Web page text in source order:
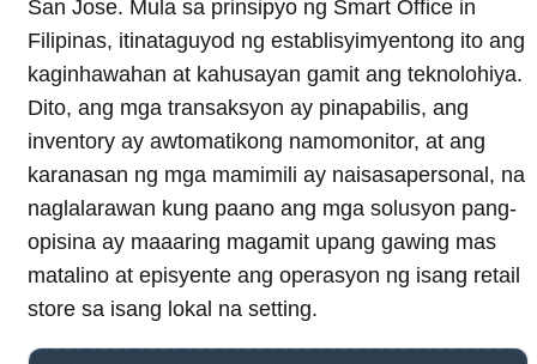
e
)
k
s
n
San Jose. Mula sa prinsipyo ng Smart Office in
Filipinas, itinataguyod ng establisyimyentong ito ang
kaginhawahan at kahusayan gamit ang teknolohiya.
Dito, ang mga transaksyon ay pinapabilis, ang
inventory ay awtomatikong namomonitor, at ang
karanasan ng mga mamimili ay naisasapersonal, na
naglalarawan kung paano ang mga solusyon pang-
opisina ay maaaring magamit upang gawing mas
matalino at episyente ang operasyon ng isang retail
store sa isang lokal na setting.